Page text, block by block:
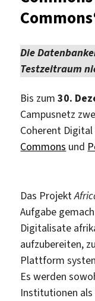
im
Test
Die
Testzeitraum
Bis zum30.
Campusnetz
Coherent
Commons und
Das Projekt
Aufgabe
Digitalisate
aufzubereiten,
Plattform
Es werden
Institutionen als